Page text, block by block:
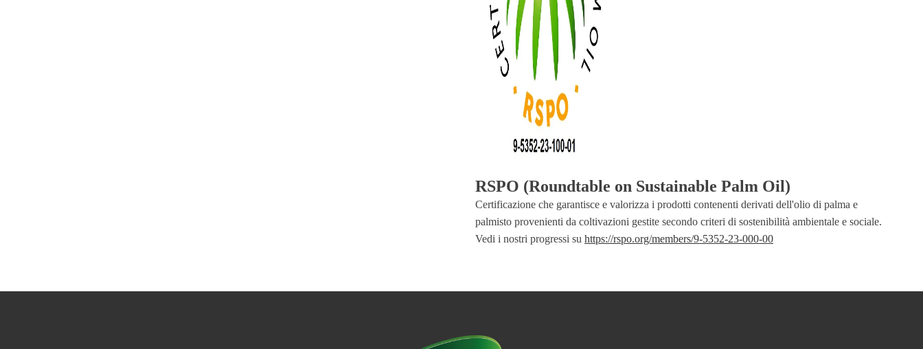
RSPO (Roundtable on Sustainable Palm Oil)
Certificazione che garantisce e valorizza i prodotti contenenti derivati dell'olio di palma e
palmisto provenienti da coltivazioni gestite secondo criteri di sostenibilità ambientale e sociale.
Vedi i nostri progressi su https://rspo.org/members/9-5352-23-000-00